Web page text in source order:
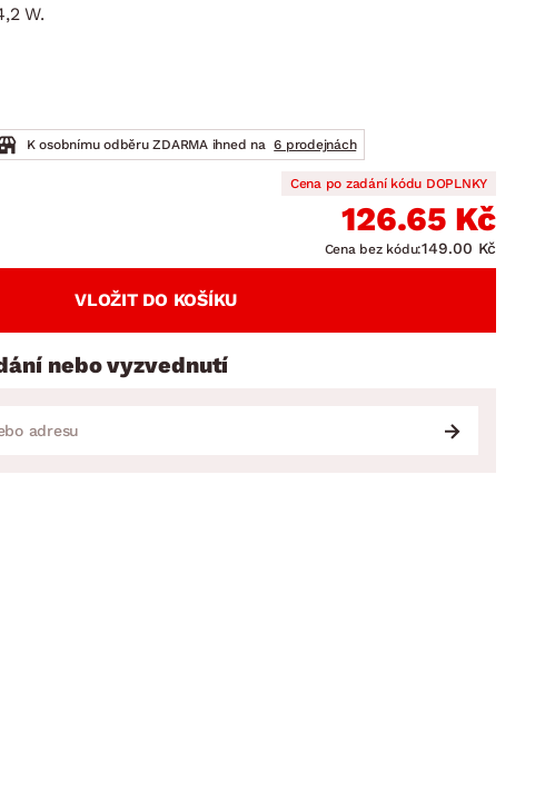
DOPLŇKY
Zahradní doplňky
W.
K osobnímu odběru ZDARMA ihned na 6 prodejnách
Cena po zadání kódu DOPLNKY
126.65 Kč
Cena bez kódu:149.00 Kč
VLOŽIT DO KOŠÍKU
nebo vyzvednutí